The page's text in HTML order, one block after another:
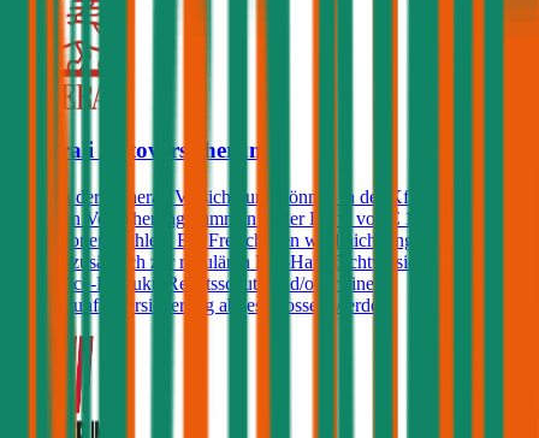
Generali Autoversicherung
Kunden der Generali Versicherung können in der Kfz-Haftpflicht
zwischen Versicherungssummen in der Höhe von € 10, 15, 20 und
25 Millionen wählen. Ein Freischaden wird nicht angeboten, jedoch
können zusätzlich zur regulären Kfz-Haftpflichtversicherung ein
Assistance-Produkt, Rechtsschutz und/oder eine
Insassenunfallversicherung abgeschlossen werden.